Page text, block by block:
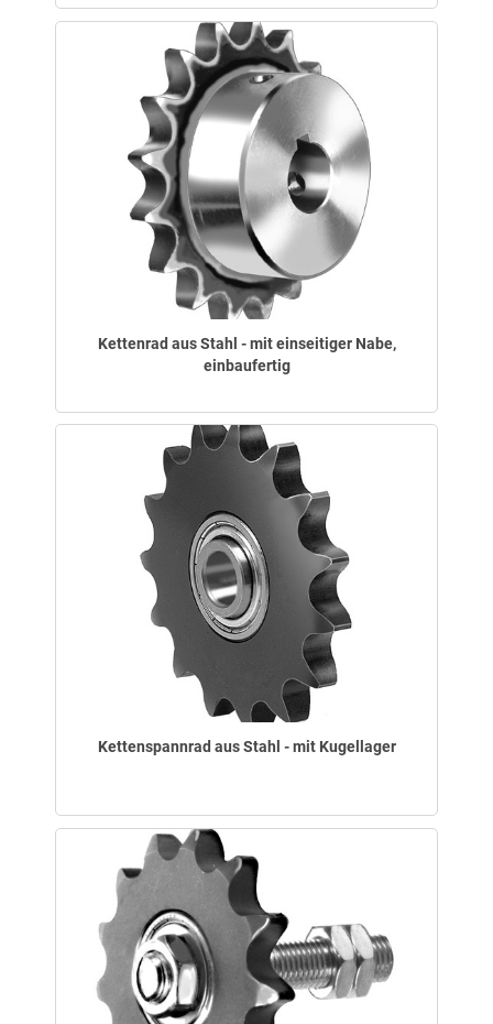
Kettenrad aus Stahl - mit einseitiger Nabe,
einbaufertig
Kettenspannrad aus Stahl - mit Kugellager